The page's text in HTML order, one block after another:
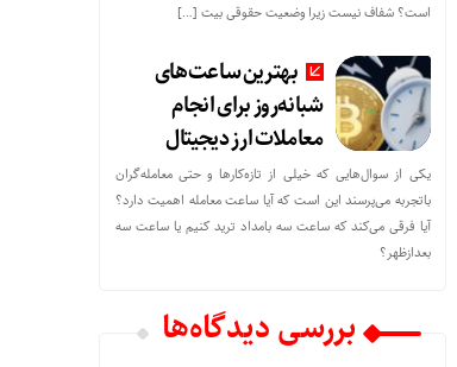
است؟ شفاف نیست زیرا وضعیت حقوقی بیت‌ […]
بهترین ساعت‌های
شبانه‌روز برای انجام
معاملات ارز دیجیتال
یکی از سوال‌هایی که خیلی از تازه‌کارها و حتی معامله‌گران
باتجربه می‌پرسند این است که آیا ساعت معامله اهمیت دارد؟
آیا فرقی می‌کند که ساعت سه بامداد ترید کنیم یا ساعت سه
بعدازظهر؟
بررسی دیدگاه‌ها